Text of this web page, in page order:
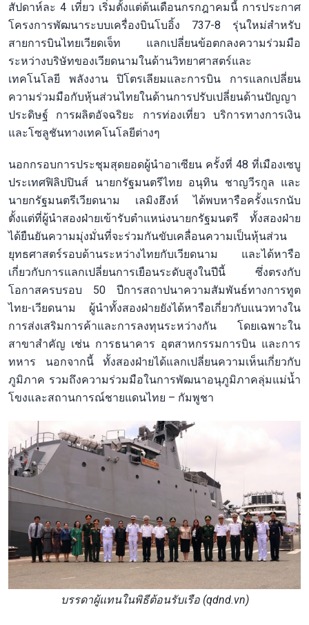
สัปดาห์ละ 4 เที่ยว เริ่มตั้งแต่ต้นเดือนกรกฎาคมนี้ การประกาศ
โครงการพัฒนาระบบเครื่องบินโบอิ้ง 737-8 รุ่นใหม่สำหรับ
สายการบินไทยเวียดเจ็ท แลกเปลี่ยนข้อตกลงความร่วมมือ
ระหว่างบริษัทของเวียดนามในด้านวิทยาศาสตร์และ
เทคโนโลยี พลังงาน ปิโตรเลียมและการบิน การแลกเปลี่ยน
ความร่วมมือกับหุ้นส่วนไทยในด้านการปรับเปลี่ยนด้านปัญญา
ประดิษฐ์ การผลิตอัจฉริยะ การท่องเที่ยว บริการทางการเงิน
และโซลูชันทางเทคโนโลยีต่างๆ
นอกกรอบการประชุมสุดยอดผู้นำอาเซียน ครั้งที่ 48 ที่เมืองเซบู
ประเทศฟิลิปปินส์ นายกรัฐมนตรีไทย อนุทิน ชาญวีรกูล และ
นายกรัฐมนตรีเวียดนาม เลมิงฮึงห์ ได้พบหารือครั้งแรกนับ
ตั้งแต่ที่ผู้นำสองฝ่ายเข้ารับตำแหน่งนายกรัฐมนตรี ทั้งสองฝ่าย
ได้ยืนยันความมุ่งมั่นที่จะร่วมกันขับเคลื่อนความเป็นหุ้นส่วน
ยุทธศาสตร์รอบด้านระหว่างไทยกับเวียดนาม และได้หารือ
เกี่ยวกับการแลกเปลี่ยนการเยือนระดับสูงในปีนี้ ซึ่งตรงกับ
โอกาสครบรอบ 50 ปีการสถาปนาความสัมพันธ์ทางการทูต
ไทย-เวียดนาม ผู้นำทั้งสองฝ่ายยังได้หารือเกี่ยวกับแนวทางใน
การส่งเสริมการค้าและการลงทุนระหว่างกัน โดยเฉพาะใน
สาขาสำคัญ เช่น การธนาคาร อุตสาหกรรมการบิน และการ
ทหาร นอกจากนี้ ทั้งสองฝ่ายได้แลกเปลี่ยนความเห็นเกี่ยวกับ
ภูมิภาค รวมถึงความร่วมมือในการพัฒนาอนุภูมิภาคลุ่มแม่น้ำ
โขงและสถานการณ์ชายแดนไทย – กัมพูชา
บรรดาผู้แทนในพิธีต้อนรับเรือ (qdnd.vn)